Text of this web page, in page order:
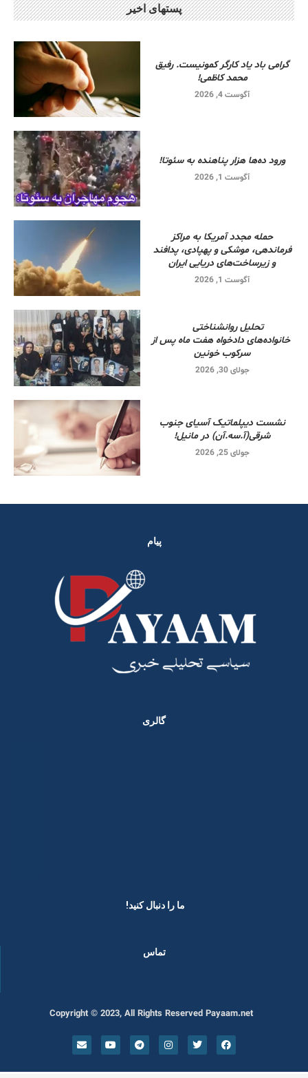
پستهای اخیر
گرامی باد یاد کارگر کمونیست. رفیق
محمد کاظمی!
آگوست 4, 2026
ورود ده‌ها هزار پناهنده به سئوتا!
آگوست 1, 2026
حمله مجدد آمریکا به مراکز
فرماندهی، موشکی و پهپادی، پدافند
و زیرساخت‌های دریایی ایران
آگوست 1, 2026
تحلیل روانشناختی
خانواده‌های دادخواه هفت ماه پس از
سرکوب خونین
جولای 30, 2026
نشست دیپلماتیک آسیای جنوب
شرقی‌(آ.سه.آن) در مانیل!
جولای 25, 2026
پیام
گالری
ما را دنبال کنید! ​
تماس
Copyright © 2023, All Rights Reserved Payaam.net